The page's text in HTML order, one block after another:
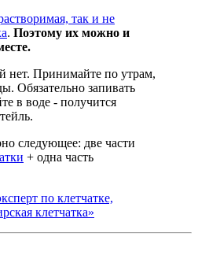
так и не
. Поэтому их можно и
нет. Принимайте по утрам,
Обязательно запивать
в воде - получится
следующее: две части
+ одна часть
по клетчатке,
клетчатка»